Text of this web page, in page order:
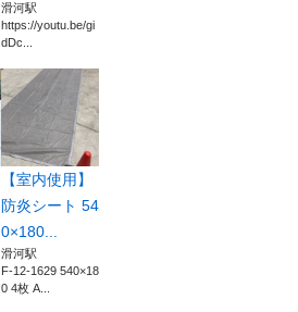
滑河駅
https://youtu.be/gi
dDc...
【室内使用】
防炎シート 54
0×180...
滑河駅
F-12-1629 540×18
0 4枚 A...